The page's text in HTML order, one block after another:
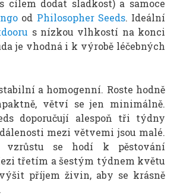
cílem dodat sladkost) a samoce
od Philosopher Seeds. Ideální
s nízkou vlhkostí na konci
je vhodná i k výrobě léčebných
a homogenní. Roste hodně
větví se jen minimálně.
doporučují alespoň tři týdny
mezi větvemi jsou malé.
vzrůstu se hodí k pěstování
třetím a šestým týdnem květu
příjem živin, aby se krásně